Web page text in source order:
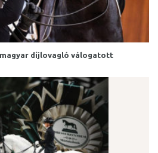
díjlovagló válogatott